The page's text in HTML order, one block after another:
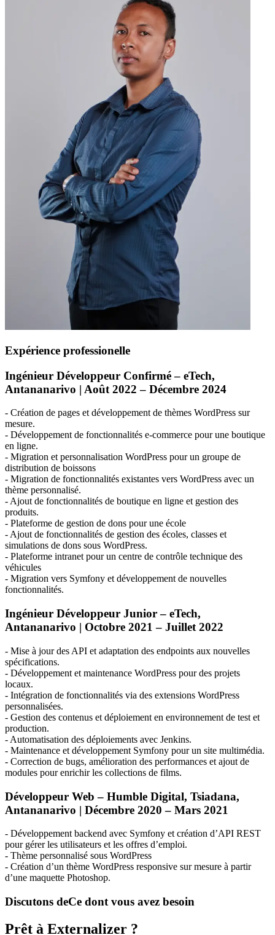
Expérience professionelle
Ingénieur Développeur Confirmé – eTech,
Antananarivo | Août 2022 – Décembre 2024
- Création de pages et développement de thèmes WordPress sur
mesure.
- Développement de fonctionnalités e-commerce pour une boutique
en ligne.
- Migration et personnalisation WordPress pour un groupe de
distribution de boissons
- Migration de fonctionnalités existantes vers WordPress avec un
thème personnalisé.
- Ajout de fonctionnalités de boutique en ligne et gestion des
produits.
- Plateforme de gestion de dons pour une école
- Ajout de fonctionnalités de gestion des écoles, classes et
simulations de dons sous WordPress.
- Plateforme intranet pour un centre de contrôle technique des
véhicules
- Migration vers Symfony et développement de nouvelles
fonctionnalités.
Ingénieur Développeur Junior – eTech,
Antananarivo | Octobre 2021 – Juillet 2022
- Mise à jour des API et adaptation des endpoints aux nouvelles
spécifications.
- Développement et maintenance WordPress pour des projets
locaux.
- Intégration de fonctionnalités via des extensions WordPress
personnalisées.
- Gestion des contenus et déploiement en environnement de test et
production.
- Automatisation des déploiements avec Jenkins.
- Maintenance et développement Symfony pour un site multimédia.
- Correction de bugs, amélioration des performances et ajout de
modules pour enrichir les collections de films.
Développeur Web – Humble Digital, Tsiadana,
Antananarivo | Décembre 2020 – Mars 2021
- Développement backend avec Symfony et création d’API REST
pour gérer les utilisateurs et les offres d’emploi.
- Thème personnalisé sous WordPress
- Création d’un thème WordPress responsive sur mesure à partir
d’une maquette Photoshop.
Discutons deCe dont vous avez besoin
Prêt à Externalizer ?